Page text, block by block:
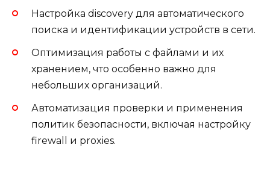
Настройка discovery для автоматического
поиска и идентификации устройств в сети.
Оптимизация работы с файлами и их
хранением, что особенно важно для
небольших организаций.
Автоматизация проверки и применения
политик безопасности, включая настройку
firewall и proxies.